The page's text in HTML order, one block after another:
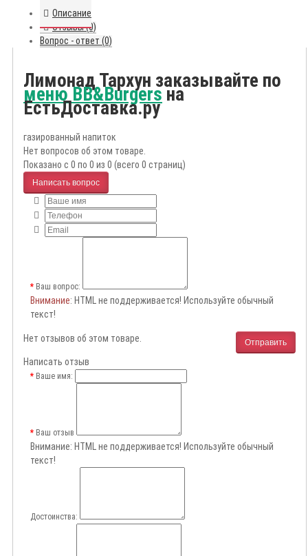
Описание
Отзывы (0)
Вопрос - ответ (0)
Лимонад Тархун заказывайте по
меню BB&Burgersна
ЕстьДоставка.ру
газированный напиток
Нет вопросов об этом товаре.
Показано с 0 по 0 из 0 (всего 0 страниц)
Написать вопрос
Ваш вопрос:
Внимание: HTML не поддерживается! Используйте обычный
текст!
Отправить
Нет отзывов об этом товаре.
Написать отзыв
Ваше имя:
Ваш отзыв
Внимание: HTML не поддерживается! Используйте обычный
текст!
Достоинства: